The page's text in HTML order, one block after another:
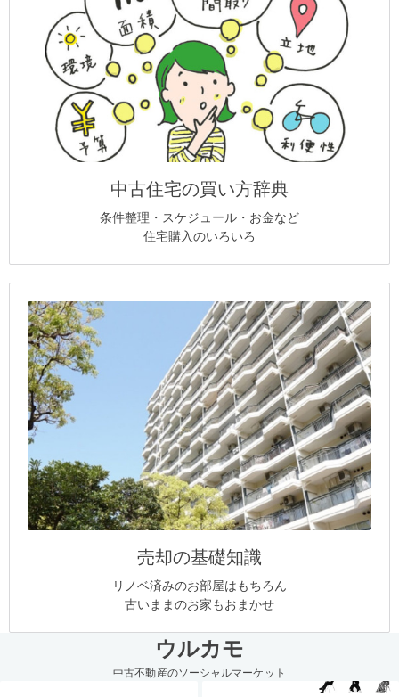
中古住宅の買い方辞典
条件整理・スケジュール・お金など
住宅購入のいろいろ
売却の基礎知識
リノベ済みのお部屋はもちろん
古いままのお家もおまかせ
ウルカモ
中古不動産のソーシャルマーケット